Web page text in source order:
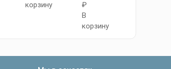
корзину
₽
В
корзину